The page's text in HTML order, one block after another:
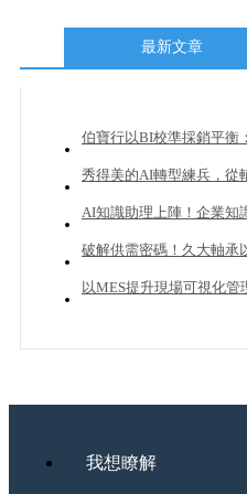
最新文章
伯寶行以BI校準採銷平衡
秀得美的AI轉型練兵，從
20%業績成長？
AI知識助理上陣！企業知
破解供需密碼！久大軸承
管理
以MES提升現場可視化
我想瞭解